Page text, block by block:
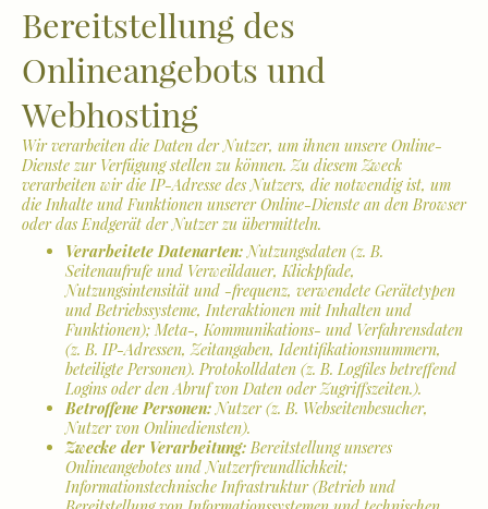
Bereitstellung des
Onlineangebots und
Webhosting
Wir verarbeiten die Daten der Nutzer, um ihnen unsere Online-
Dienste zur Verfügung stellen zu können. Zu diesem Zweck
verarbeiten wir die IP-Adresse des Nutzers, die notwendig ist, um
die Inhalte und Funktionen unserer Online-Dienste an den Browser
oder das Endgerät der Nutzer zu übermitteln.
Verarbeitete Datenarten: Nutzungsdaten (z. B.
Seitenaufrufe und Verweildauer, Klickpfade,
Nutzungsintensität und -frequenz, verwendete Gerätetypen
und Betriebssysteme, Interaktionen mit Inhalten und
Funktionen); Meta-, Kommunikations- und Verfahrensdaten
(z. B. IP-Adressen, Zeitangaben, Identifikationsnummern,
beteiligte Personen). Protokolldaten (z. B. Logfiles betreffend
Logins oder den Abruf von Daten oder Zugriffszeiten.).
Betroffene Personen: Nutzer (z. B. Webseitenbesucher,
Nutzer von Onlinediensten).
Zwecke der Verarbeitung: Bereitstellung unseres
Onlineangebotes und Nutzerfreundlichkeit;
Informationstechnische Infrastruktur (Betrieb und